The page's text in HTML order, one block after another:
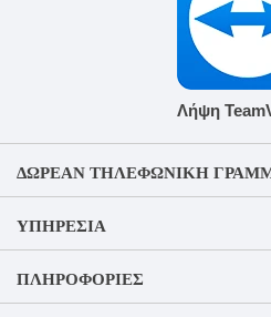
Λήψη
ΔΩΡΕΆΝ ΤΗΛΕΦΩΝΙΚΉ
ΥΠΗΡΕΣΊΑ
ΠΛΗΡΟΦΟΡΊΕΣ